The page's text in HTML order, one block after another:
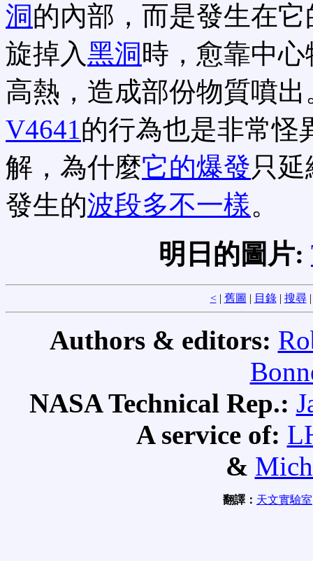
洞的內部，而是發生在
旋掉入黑洞時，愈靠中
高熱，造成部份物質噴
V4641的行為也是非常怪
解，為什麼它的爆發只
發生的波段多不一樣。
明日的圖片:
<| 舊圖 | 目錄| 搜尋
Authors & editors:
NASA Technical Rep.:
A service of:
&
翻譯： 天文實驗室